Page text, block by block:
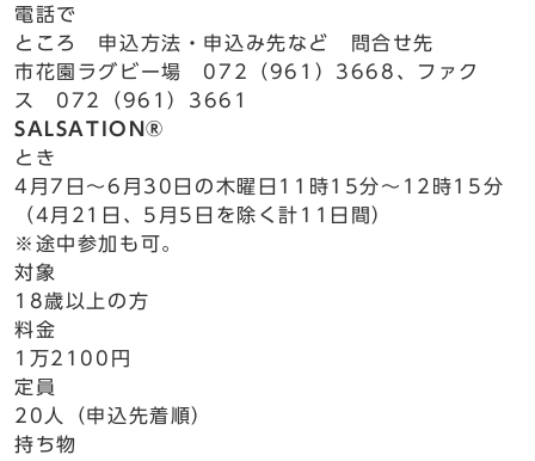
電話で
ところ 申込方法・申込み先など 問合せ先
市花園ラグビー場 072（961）3668、ファク
ス 072（961）3661
SALSATION®
とき
4月7日～6月30日の木曜日11時15分～12時15分
（4月21日、5月5日を除く計11日間）
※途中参加も可。
対象
18歳以上の方
料金
1万2100円
定員
20人（申込先着順）
持ち物